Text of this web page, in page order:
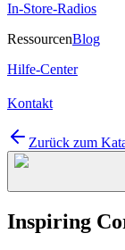
In-Store-Radios
RessourcenBlog
Hilfe-Center
Kontakt
Zurück zum
Inspiring